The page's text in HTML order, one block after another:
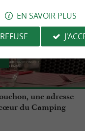
une adresse
du Camping
EN SAVOIR PLUS